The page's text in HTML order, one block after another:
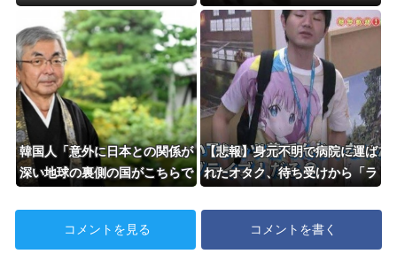
に迷惑仲間を連れてくる友人A
に言い渡した『冷酷な通告』
韓国人「意外に日本との関係が
深い地球の裏側の国がこちらで
き歴史のつながり‥」
【悲報】身元不明で病院に運ば
れたオタク、待ち受けから「ラ
コメントを見る コメントを書く